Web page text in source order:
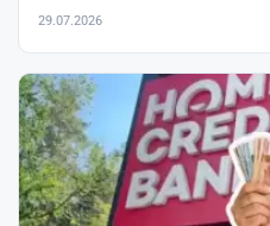
29.07.2026